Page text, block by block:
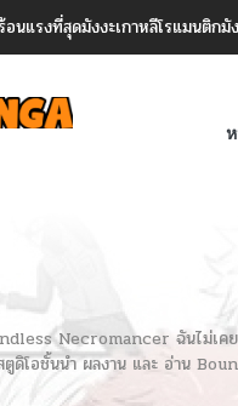
ร้อนแรงที่สุดมังงะเกาหลีโรแมนติกมั
Necromancer ฉันไม่เคยคิ
ตูดิโอชั้นนำ ผลงาน และ อ่าน